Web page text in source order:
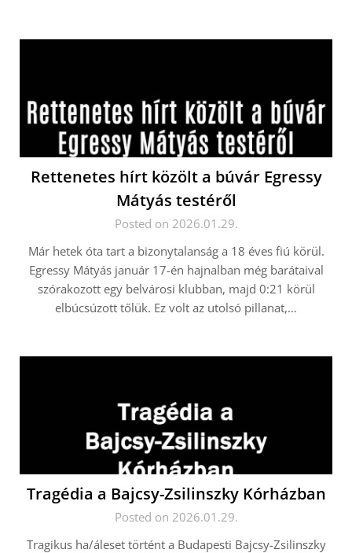
Rettenetes hírt közölt a búvár Egressy
Mátyás testéről
Posted on 2026.01.29.
Már hetek óta tart a bizonytalanság a 18 éves fiú körül.
Egressy Mátyás január 17-én hajnalban még barátaival
szórakozott egy belvárosi klubban, majd 0:21 körül
elbúcsúzott tőlük. Ez volt az utolsó pillanat,…
Tragédia a Bajcsy-Zsilinszky Kórházban
Posted on 2026.01.29.
Tragikus ha/áleset történt a Budapesti Bajcsy-Zsilinszky